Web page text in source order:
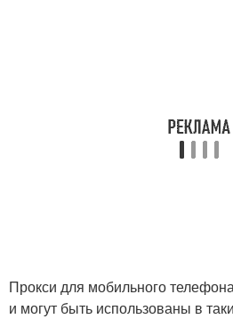
Прокси для мобильного
и могут быть использованы в